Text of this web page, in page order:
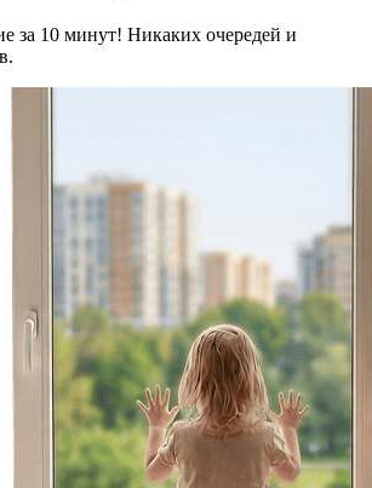
за 10 минут! Никаких очередей и